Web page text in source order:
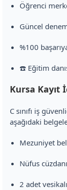
Öğrenci
Güncel
%100
☎️ Eğitim
Kursa Kayıt
C sınıfı iş
aşağıdaki
Mezuniyet
Nüfus
2 adet